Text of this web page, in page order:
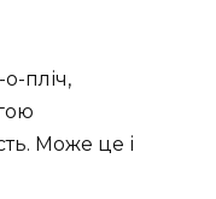
пліч,
Може це і